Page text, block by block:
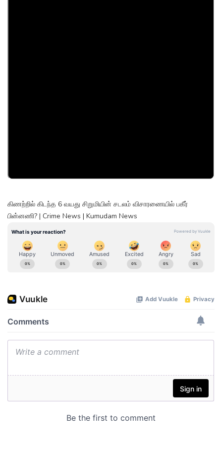
கிணற்றில் கிடந்த 6 வயது சிறுமியின் சடலம் விசாரணையில் பகீர்
பின்னணி? | Crime News | Kumudam News